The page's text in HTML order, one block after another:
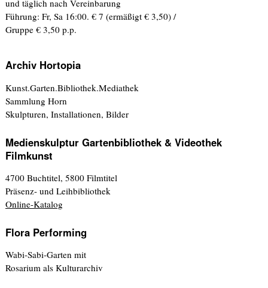
und täglich nach Vereinbarung
Führung: Fr, Sa 16:00. € 7 (ermäßigt € 3,50) /
Gruppe € 3,50 p.p.
Archiv Hortopia
Kunst.Garten.Bibliothek.Mediathek
Sammlung Horn
Skulpturen, Installationen, Bilder
Medienskulptur Gartenbibliothek & Videothek
Filmkunst
4700 Buchtitel, 5800 Filmtitel
Präsenz- und Leihbibliothek
Online-Katalog
Flora Performing
Wabi-Sabi-Garten mit
Rosarium als Kulturarchiv